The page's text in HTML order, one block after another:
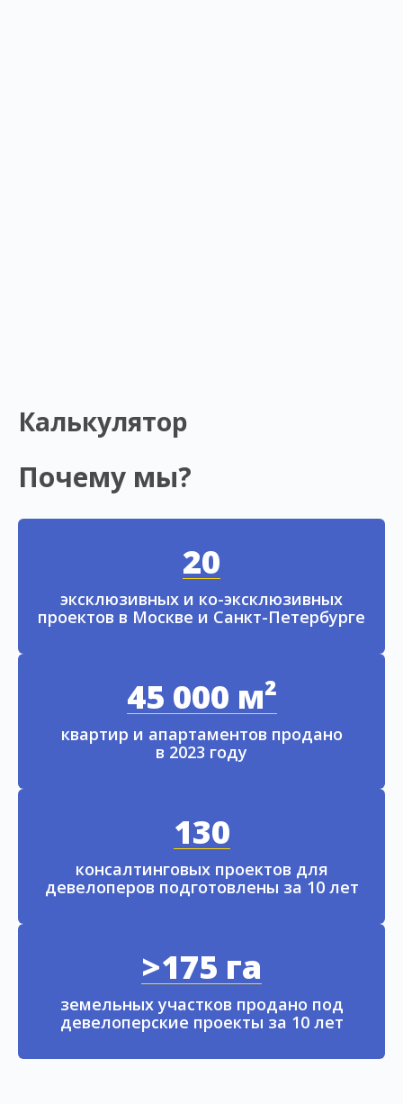
Калькулятор
Почему мы?
20
эксклюзивных и ко-эксклюзивных
проектов в Москве и Санкт-Петербурге
45 000 м²
квартир и апартаментов продано
в 2023 году
130
консалтинговых проектов для
девелоперов подготовлены за 10 лет
>175 га
земельных участков продано под
девелоперские проекты за 10 лет